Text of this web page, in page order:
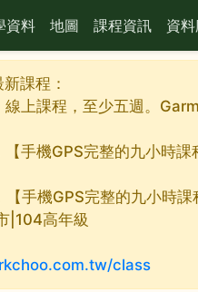
資料 地圖 課程資訊 資
課程：
上課程，至少五週。
手機GPS完整的九小時
手機GPS完整的九小時
|104高年級
class